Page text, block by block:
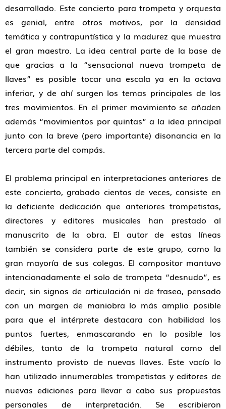
desarrollado. Este concierto para trompeta y orquesta
es genial, entre otros motivos, por la densidad
temática y contrapuntística y la madurez que muestra
el gran maestro. La idea central parte de la base de
que gracias a la “sensacional nueva trompeta de
llaves” es posible tocar una escala ya en la octava
inferior, y de ahí surgen los temas principales de los
tres movimientos. En el primer movimiento se añaden
además “movimientos por quintas” a la idea principal
junto con la breve (pero importante) disonancia en la
tercera parte del compás.
El problema principal en interpretaciones anteriores de
este concierto, grabado cientos de veces, consiste en
la deficiente dedicación que anteriores trompetistas,
directores y editores musicales han prestado al
manuscrito de la obra. El autor de estas líneas
también se considera parte de este grupo, como la
gran mayoría de sus colegas. El compositor mantuvo
intencionadamente el solo de trompeta “desnudo”, es
decir, sin signos de articulación ni de fraseo, pensado
con un margen de maniobra lo más amplio posible
para que el intérprete destacara con habilidad los
puntos fuertes, enmascarando en lo posible los
débiles, tanto de la trompeta natural como del
instrumento provisto de nuevas llaves. Este vacío lo
han utilizado innumerables trompetistas y editores de
nuevas ediciones para llevar a cabo sus propuestas
personales de interpretación. Se escribieron